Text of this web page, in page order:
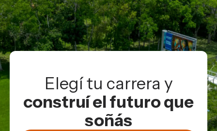
Elegí tu carrera y
construí el futuro que
soñás